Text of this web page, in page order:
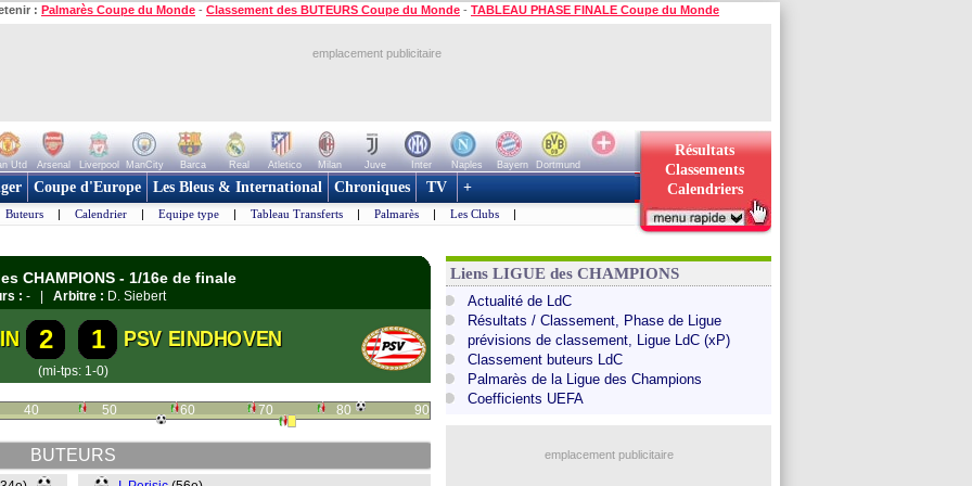
: Palmarès Coupe du Monde - Classement des BUTEURS Coupe du Monde - TABLEAU PHASE FINALE Coupe du Monde
emplacement publicitaire
Utd Arsenal Liverpool ManCity Barca Real Atletico Milan Juve Inter Naples Bayern
Dortmund
Résultats
Classements
Calendriers
Coupe d'Europe Les Bleus & International Chroniques TV +
Buteurs | Calendrier | Equipe type | Tableau Transferts | Palmarès | Les Clubs |
CHAMPIONS - 1/16e de finale
: - | Arbitre : D. Siebert
2 1 PSV EINDHOVEN
(mi-tps: 1-0)
40 50 60 70 80 90
BUTEURS
Liens LIGUE des CHAMPIONS
Actualité de LdC
Résultats / Classement, Phase de Ligue
prévisions de classement, Ligue LdC (xP)
Classement buteurs LdC
Palmarès de la Ligue des Champions
Coefficients UEFA
emplacement publicitaire